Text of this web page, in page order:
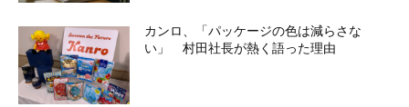
カンロ、「パッケージの色は減らさな
い」 村田社長が熱く語った理由